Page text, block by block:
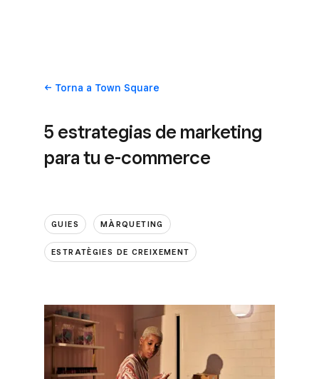
Torna a Town Square
5 estrategias de marketing
para tu e-commerce
GUIES MÀRQUETING
ESTRATÈGIES DE CREIXEMENT